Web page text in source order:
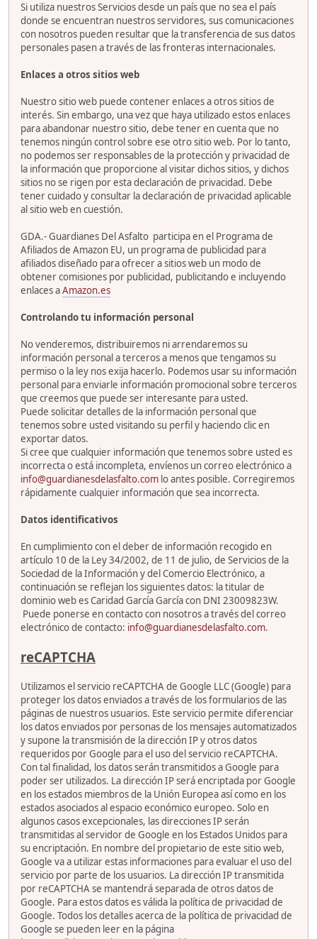
Si utiliza nuestros Servicios desde un país que no sea el país
donde se encuentran nuestros servidores, sus comunicaciones
con nosotros pueden resultar que la transferencia de sus datos
personales pasen a través de las fronteras internacionales.
Enlaces a otros sitios web
Nuestro sitio web puede contener enlaces a otros sitios de
interés. Sin embargo, una vez que haya utilizado estos enlaces
para abandonar nuestro sitio, debe tener en cuenta que no
tenemos ningún control sobre ese otro sitio web. Por lo tanto,
no podemos ser responsables de la protección y privacidad de
la información que proporcione al visitar dichos sitios, y dichos
sitios no se rigen por esta declaración de privacidad. Debe
tener cuidado y consultar la declaración de privacidad aplicable
al sitio web en cuestión.
GDA.- Guardianes Del Asfalto participa en el Programa de
Afiliados de Amazon EU, un programa de publicidad para
afiliados diseñado para ofrecer a sitios web un modo de
obtener comisiones por publicidad, publicitando e incluyendo
enlaces aAmazon.es
Controlando tu información personal
No venderemos, distribuiremos ni arrendaremos su
información personal a terceros a menos que tengamos su
permiso o la ley nos exija hacerlo. Podemos usar su información
personal para enviarle información promocional sobre terceros
que creemos que puede ser interesante para usted.
Puede solicitar detalles de la información personal que
tenemos sobre usted visitando su perfil y haciendo clic en
exportar datos.
Si cree que cualquier información que tenemos sobre usted es
incorrecta o está incompleta, envíenos un correo electrónico a
info@guardianesdelasfalto.com lo antes posible. Corregiremos
rápidamente cualquier información que sea incorrecta.
Datos identificativos
En cumplimiento con el deber de información recogido en
artículo 10 de la Ley 34/2002, de 11 de julio, de Servicios de la
Sociedad de la Información y del Comercio Electrónico, a
continuación se reflejan los siguientes datos: la titular de
dominio web es Caridad García García con DNI 23009823W.
Puede ponerse en contacto con nosotros a través del correo
electrónico de contacto: info@guardianesdelasfalto.com.
reCAPTCHA
Utilizamos el servicio reCAPTCHA de Google LLC (Google) para
proteger los datos enviados a través de los formularios de las
páginas de nuestros usuarios. Este servicio permite diferenciar
los datos enviados por personas de los mensajes automatizados
y supone la transmisión de la dirección IP y otros datos
requeridos por Google para el uso del servicio reCAPTCHA.
Con tal finalidad, los datos serán transmitidos a Google para
poder ser utilizados. La dirección IP será encriptada por Google
en los estados miembros de la Unión Europea así como en los
estados asociados al espacio económico europeo. Solo en
algunos casos excepcionales, las direcciones IP serán
transmitidas al servidor de Google en los Estados Unidos para
su encriptación. En nombre del propietario de este sitio web,
Google va a utilizar estas informaciones para evaluar el uso del
servicio por parte de los usuarios. La dirección IP transmitida
por reCAPTCHA se mantendrá separada de otros datos de
Google. Para estos datos es válida la política de privacidad de
Google. Todos los detalles acerca de la política de privacidad de
Google se pueden leer en la página